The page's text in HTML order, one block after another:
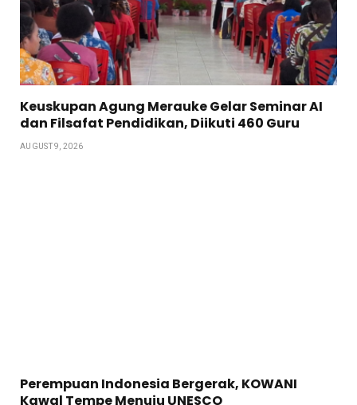
Keuskupan Agung Merauke Gelar Seminar AI
dan Filsafat Pendidikan, Diikuti 460 Guru
AUGUST 9, 2026
Perempuan Indonesia Bergerak, KOWANI
Kawal Tempe Menuju UNESCO